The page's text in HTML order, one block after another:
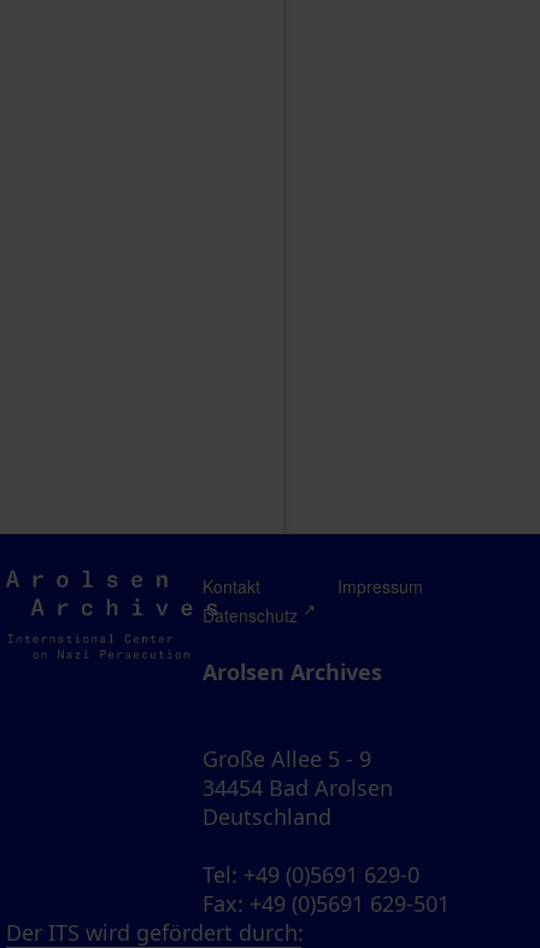
Arolsen
Archives
Kontakt
Impressum
Datenschutz
Arolsen Archives
Große Allee 5 - 9
34454 Bad Arolsen
Deutschland
Tel: +49 (0)5691 629-0
Fax: +49 (0)5691 629-501
Der ITS wird gefördert durch: